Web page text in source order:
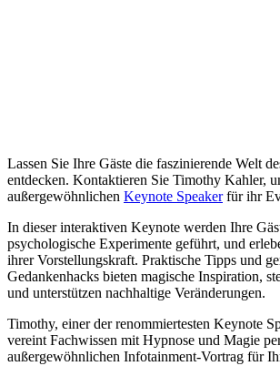
Lassen Sie Ihre Gäste die faszinierende Welt
entdecken. Kontaktieren Sie Timothy Kahler,
außergewöhnlichen Keynote Speakerfür ihr
In dieser interaktiven Keynote werden Ihre
psychologische Experimente geführt, und
ihrer Vorstellungskraft. Praktische Tipps und
Gedankenhacks bieten magische Inspiration,
und unterstützen nachhaltige Veränderungen.
Timothy, einer der renommiertesten Keynote
vereint Fachwissen mit Hypnose und Magie
außergewöhnlichen Infotainment-Vortrag für